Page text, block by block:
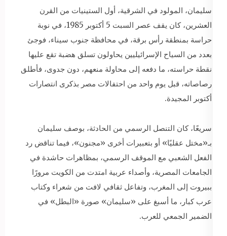
سليمان، المولود في الشرقية، أول الستينيات من القرن
العشرين، كان يقف عصر السبت 5 أكتوبر 1985، في نوبة
حراسة بمنطقة رأس برقة، في محافظة جنوب سيناء، فوجئ
بعدد من السياح الإسرائيليين يحاولون تسلق هضبة تقع عليها
نقطة حراسته، ما دفعه إلى محاولة منعهم، دون جدوى، فأطلق
رصاصاته، قبل يوم واحد من احتفالات مصر بذكرى انتصارات
أكتوبر المجيدة.
سريعًا، كان التنصل الرسمي من الحادثة، بوصف سليمان
بـ«مختل عقليًا» أو بتعبيرات أخرى «مجنون»، فيما تناقض رد
الفعل الشعبي مع الموقف الرسمي، بمظاهرات حاشدة في
الجامعات المصرية، وأصداء عربية امتدت من الكويت مرورًا
ببيروت إلى المغرب، وتفاعل ثقافي لافت من شعراء وكتاب
عرب كبار، ما أسبغ على «سليمان» صورة «البطل» في
الضمير الجمعي للعرب.